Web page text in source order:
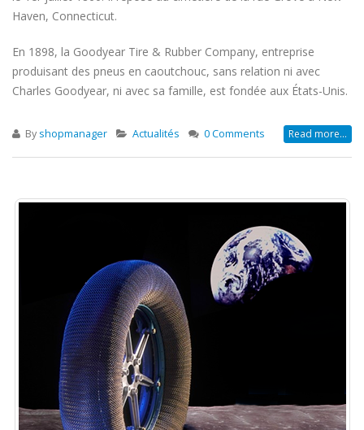
Haven, Connecticut.
En 1898, la Goodyear Tire & Rubber Company, entreprise
produisant des pneus en caoutchouc, sans relation ni avec
Charles Goodyear, ni avec sa famille, est fondée aux États-Unis.
By shopmanager Actualités 0 Comments Read more...